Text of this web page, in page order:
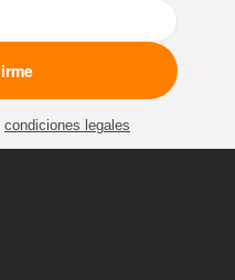
condiciones legales